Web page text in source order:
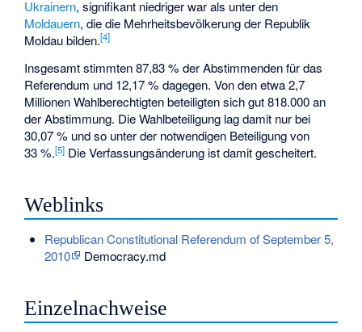
Ukrainern, signifikant niedriger war als unter den
Moldauern, die die Mehrheitsbevölkerung der Republik
Moldau bilden.[4]
Insgesamt stimmten 87,83 % der Abstimmenden für das
Referendum und 12,17 % dagegen. Von den etwa 2,7
Millionen Wahlberechtigten beteiligten sich gut 818.000 an
der Abstimmung. Die Wahlbeteiligung lag damit nur bei
30,07 % und so unter der notwendigen Beteiligung von
33 %.[5] Die Verfassungsänderung ist damit gescheitert.
Weblinks
Republican Constitutional Referendum of September 5,
2010
Democracy.md
Einzelnachweise